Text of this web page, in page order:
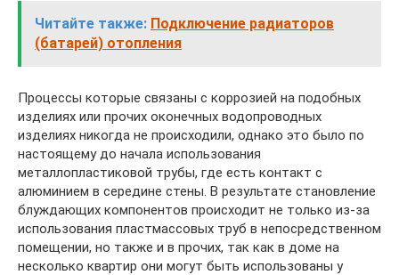
Читайте также: Подключение радиаторов
(батарей) отопления
Процессы которые связаны с коррозией на подобных
изделиях или прочих оконечных водопроводных
изделиях никогда не происходили, однако это было по
настоящему до начала использования
металлопластиковой трубы, где есть контакт с
алюминием в середине стены. В результате становление
блуждающих компонентов происходит не только из-за
использования пластмассовых труб в непосредственном
помещении, но также и в прочих, так как в доме на
несколько квартир они могут быть использованы у